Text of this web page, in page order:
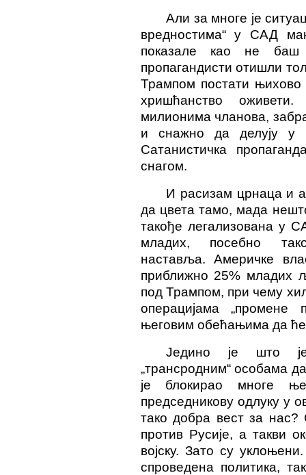
Али за многе је
вредностима“ у САД
показале као не баш
пропагандисти отишли
Трампом постати
хришћанство
милионима чланова,
и снажно да делују
Сатанистичка
снагом.
И расизам црнаца и
да цвета тамо, мада
такође легализована у
младих, посебно
наставља. Америчке
приближно 25% младих
под Трампом, при чему
операцијама
његовим обећањима да
Једино је што
„трансродним“ особама
је блокирао многе
председникову одлуку у
тако добра вест за
против Русије, а такви
војску. Зато су
спроведена политика,